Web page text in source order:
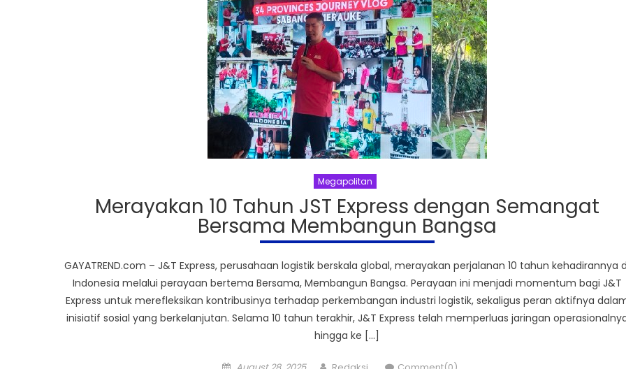
Megapolitan
Merayakan 10 Tahun JST Express dengan Semangat
Bersama Membangun Bangsa
GAYATREND.com – J&T Express, perusahaan logistik berskala global, merayakan perjalanan 10 tahun kehadirannya
Indonesia melalui perayaan bertema Bersama, Membangun Bangsa. Perayaan ini menjadi momentum bagi J&T
Express untuk merefleksikan kontribusinya terhadap perkembangan industri logistik, sekaligus peran aktifnya
inisiatif sosial yang berkelanjutan. Selama 10 tahun terakhir, J&T Express telah memperluas jaringan
hingga ke […]
Posted
Author